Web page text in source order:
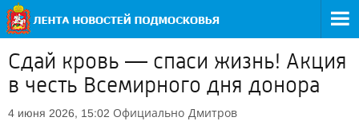
Сдай кровь — спаси жизнь! Акция
в честь Всемирного дня донора
4 июня 2026, 15:02 Официально Дмитров